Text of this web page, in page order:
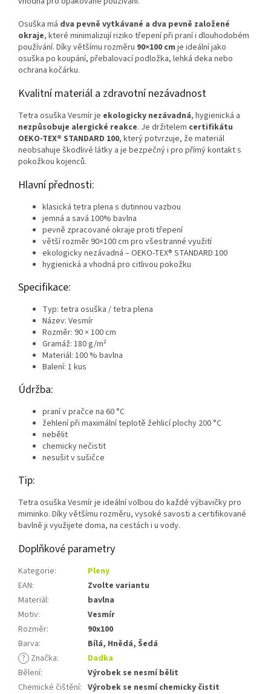
Osuška má dva pevně vytkávané a dva pevně založené
okraje, které minimalizují riziko třepení při praní i dlouhodobém
používání. Díky většímu rozměru 90×100 cm je ideální jako
osuška po koupání, přebalovací podložka, lehká deka nebo
ochrana kočárku.
Kvalitní materiál a zdravotní nezávadnost
Tetra osuška Vesmír je ekologicky nezávadná, hygienická a
nezpůsobuje alergické reakce. Je držitelem certifikátu
OEKO‑TEX® STANDARD 100, který potvrzuje, že materiál
neobsahuje škodlivé látky a je bezpečný i pro přímý kontakt s
pokožkou kojenců.
Hlavní přednosti:
klasická tetra plena s dutinnou vazbou
jemná a savá 100% bavlna
pevně zpracované okraje proti třepení
větší rozměr 90×100 cm pro všestranné využití
ekologicky nezávadná – OEKO‑TEX® STANDARD 100
hygienická a vhodná pro citlivou pokožku
Specifikace:
Typ: tetra osuška / tetra plena
Název: Vesmír
Rozměr: 90 × 100 cm
Gramáž: 180 g/m²
Materiál: 100 % bavlna
Balení: 1 kus
Údržba:
praní v pračce na 60 °C
žehlení při maximální teplotě žehlicí plochy 200 °C
nebělit
chemicky nečistit
nesušit v sušičce
Tip:
Tetra osuška Vesmír je ideální volbou do každé výbavičky pro
miminko. Díky většímu rozměru, vysoké savosti a certifikované
bavlně ji využijete doma, na cestách i u vody.
Doplňkové parametry
Kategorie:
Pleny
EAN:
Zvolte variantu
Materiál:
bavlna
Motiv:
Vesmír
Rozměr:
90x100
Barva:
Bílá, Hnědá, Šedá
? Značka:
Dadka
Bělení:
Výrobek se nesmí bělit
Chemické čištění: Výrobek se nesmí chemicky čistit